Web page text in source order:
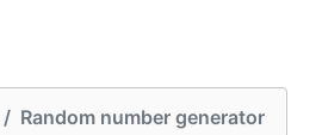
Random number generator